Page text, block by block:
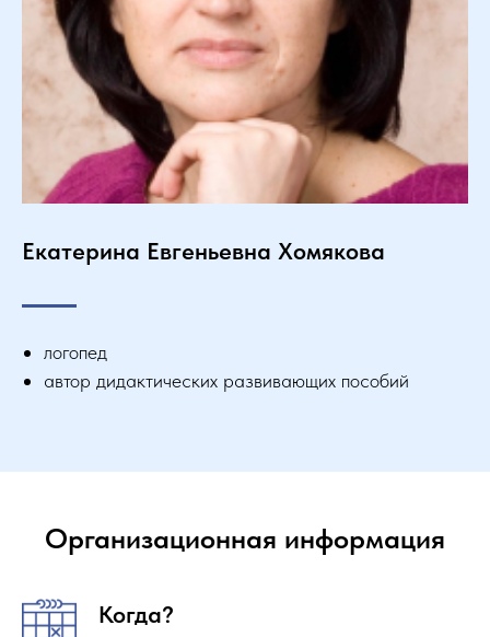
Екатерина Евгеньевна Хомякова
логопед
автор дидактических развивающих пособий
Организационная информация
Когда?